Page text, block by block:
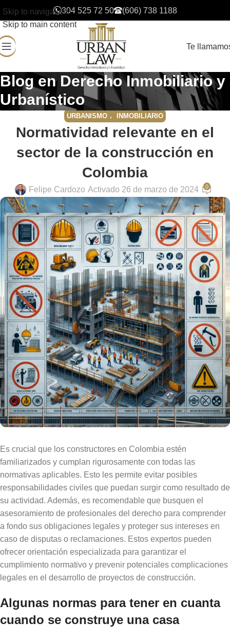
Skip to navigation
Skip to main content
304 525 72 50 (606) 738 1188
Te
Blog en Derecho Inmobiliario y
Urbanístico
URBANISMO , INMOBILIARIO
Normatividad relevante en el
sector de la construcción en
Colombia
Felipe Cardozo Activado 26 de marzo de 2024 0
Es crucial que los constructores en Colombia estén
familiarizados y cumplan rigurosamente con todas las
normativas aplicables. Esto les permite evitar posibles
responsabilidades civiles que puedan surgir como resultado de
su actividad. Además, es recomendable que busquen el
asesoramiento de profesionales del derecho para comprender
a fondo sus obligaciones legales y proteger sus intereses en
caso de disputas o reclamaciones. Estos expertos pueden
ofrecer orientación especializada para garantizar el
cumplimiento normativo y prevenir potenciales complicaciones
legales en el desarrollo de proyectos de construcción.
Algunas normas para tener en cuanta
cuando se construye una casa